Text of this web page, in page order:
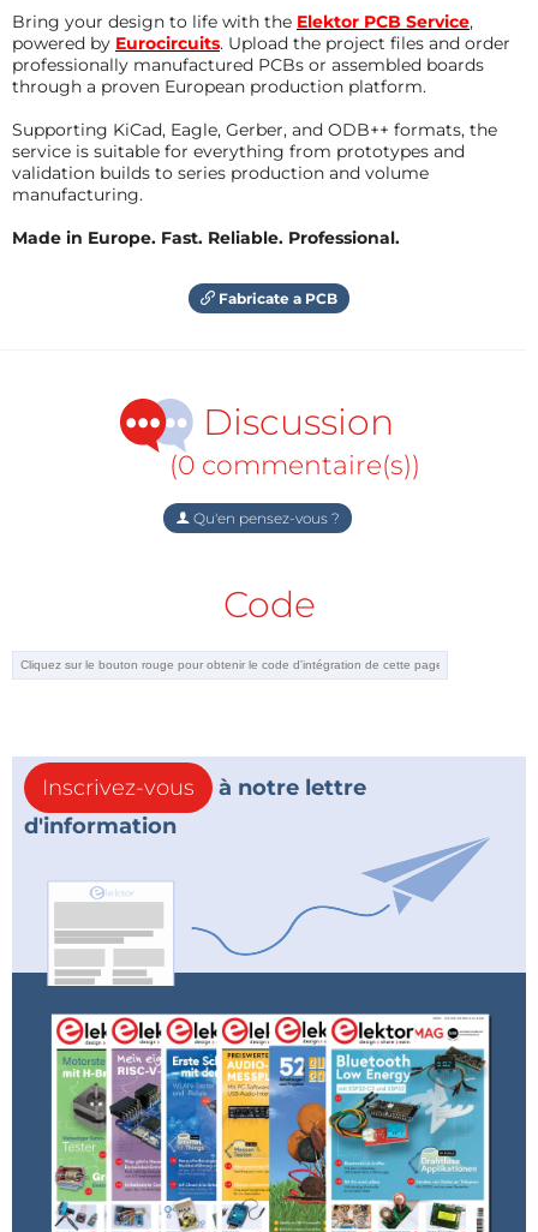
Bring your design to life with the Elektor PCB Service,
powered by Eurocircuits. Upload the project files and order
professionally manufactured PCBs or assembled boards
through a proven European production platform.
Supporting KiCad, Eagle, Gerber, and ODB++ formats, the
service is suitable for everything from prototypes and
validation builds to series production and volume
manufacturing.
Made in Europe. Fast. Reliable. Professional.
Fabricate a PCB
Discussion
(0 commentaire(s))
Qu'en pensez-vous ?
Code
Inscrivez-vous
à notre lettre
d'information